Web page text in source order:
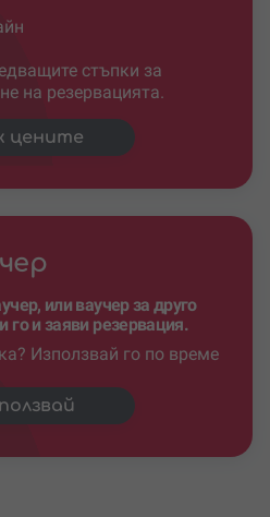
стъпки за
на резервацията.
цените
или ваучер за друго
и заяви резервация.
Използвай го по време